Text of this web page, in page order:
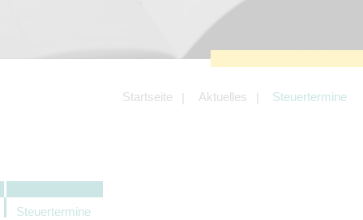
Startseite Aktuelles Steuertermine
Steuertermine
Diese Cookies sind erforderlich, um
unsere Website auf Ihre Bedürfnisse hin
zu optimieren. Hierzu gehört eine
bedarfsgerechte Gestaltung und
fortlaufende Verbesserung unseres
Angebotes einschließlich der
Angeboten von z.B. Facebook und
LinkedIn.